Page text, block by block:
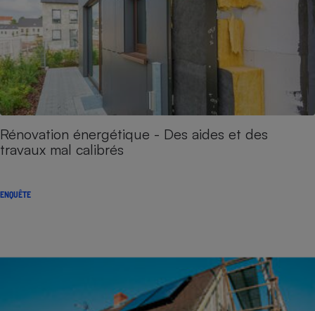
Rénovation énergétique - Des aides et des
travaux mal calibrés
ENQUÊTE